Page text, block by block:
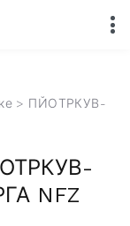
> ПЙОТРКУВ-
NFZ